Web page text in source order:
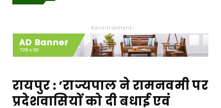
- Advertisement-
रायपुर : ’राज्यपाल ने रामनवमी पर
प्रदेशवासियों को दी बधाई एवं